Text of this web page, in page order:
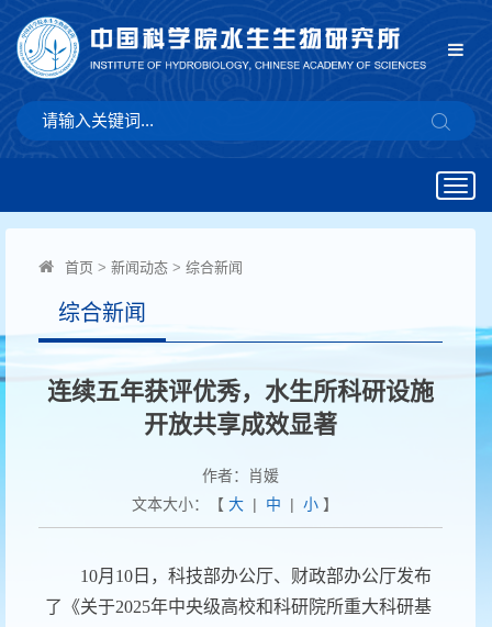
首页 > 新闻动态 > 综合新闻
综合新闻
连续五年获评优秀，水生所科研设施
开放共享成效显著
作者：肖媛
文本大小：【 大| 中 | 小】
10月10日，科技部办公厅、财政部办公厅发布
了《关于2025年中央级高校和科研院所重大科研基